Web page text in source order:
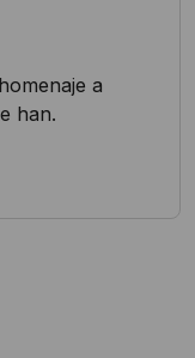
a
han.